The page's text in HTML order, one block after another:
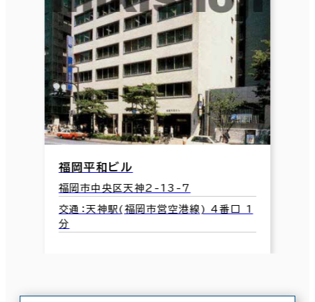
福岡平和ビル
福岡市中央区天神2-13-7
交通：天神駅(福岡市営空港線) 4番口 1
分